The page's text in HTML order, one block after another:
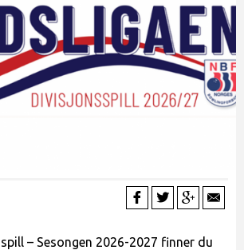
– Sesongen 2026-2027 finner du